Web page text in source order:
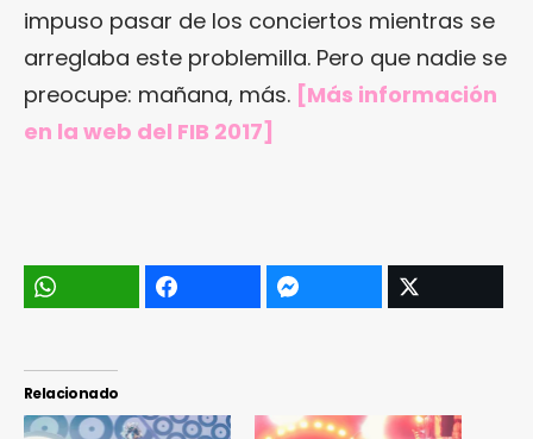
impuso pasar de los conciertos mientras se
arreglaba este problemilla. Pero que nadie se
preocupe: mañana, más. [Más información
en la web del FIB 2017]
Relacionado